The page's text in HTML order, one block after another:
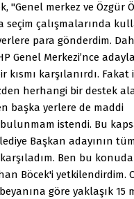
"Genel merkez ve Özgür
seçim çalışmalarında
para gönderdim.
Genel Merkezi’nce
kısmı karşılanırdı. Fakat
herhangi bir destek
başka yerlere de maddi
istendi. Bu
Başkan adayının
Ben bu
Böcek'i yetkilendirdim.
göre yaklaşık 15